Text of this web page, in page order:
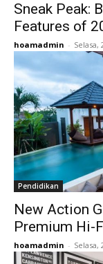
Sneak Peak:
Features of
hoamadmin - Selasa,
Pendidikan
New Action
Premium Hi-
hoamadmin - Selasa,